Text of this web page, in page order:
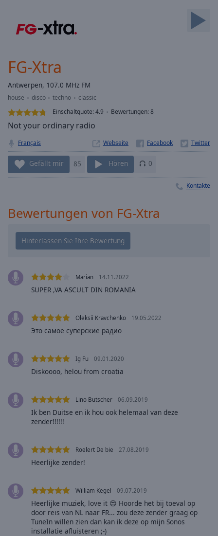
Forward
Mute
Loaded:
0.00%
Stream
Type LIVE
Seek to
live,
currently
behind
LIVE
Remaining
Rate
Chapters
Descriptions
off
,
selected
subtitles
settings,
subtitles
settings
dialog
off
selected
Picture-
Fullscreen
FG-Xtra
Antwerpen, 107.0 MHz FM
house disco techno
classic
Einschaltquote:4.9 Bewertungen:8
Not your ordinary radio
Français Webseite
Gefällt mir 85 Hören 0
Kontakte
Bewertungen von FG-Xtra
Marian 14.11.2022
SUPER ,VA ASCULT DIN ROMANIA
Oleksii Kravchenko 19.05.2022
Это самое суперские радио
Ig Fu 09.01.2020
Diskoooo, helou from croatia
Lino Butscher 06.09.2019
Ik ben Duitse en ik hou ook helemaal van deze
zender!!!!!!
Roelert De bie 27.08.2019
Heerlijke zender!
William Kegel 09.07.2019
Heerlijke muziek, love it 😍 Hoorde het bij toeval op
door reis van NL naar FR... zou deze zender graag op
TuneIn willen zien dan kan ik deze op mijn Sonos
installatie afluisteren ;-)